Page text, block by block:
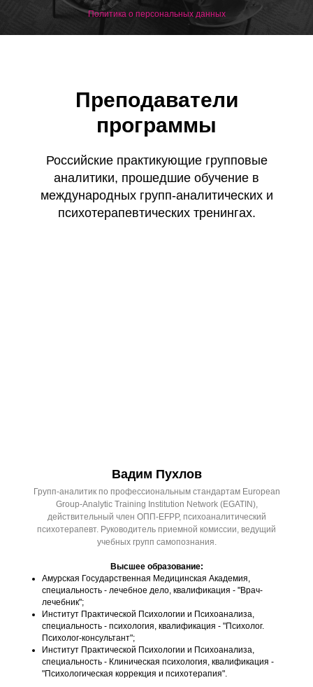
Политика о персональных данных
Преподаватели
программы
Российские практикующие групповые
аналитики, прошедшие обучение в
международных групп-аналитических и
психотерапевтических тренингах.
Вадим Пухлов
Групп-аналитик по профессиональным стандартам European
Group-Analytic Training Institution Network (EGATIN),
действительный член ОПП-EFPP, психоаналитический
психотерапевт. Руководитель приемной комиссии, ведущий
учебных групп самопознания.
Высшее образование:
Амурская Государственная Медицинская Академия,
специальность - лечебное дело, квалификация - "Врач-
лечебник";
Институт Практической Психологии и Психоанализа,
специальность - психология, квалификация - "Психолог.
Психолог-консультант";
Институт Практической Психологии и Психоанализа,
специальность - Клиническая психология, квалификация -
"Психологическая коррекция и психотерапия".